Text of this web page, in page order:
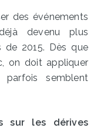
des événements
devenu plus
2015. Dès que
on doit appliquer
parfois semblent
sur les dérives